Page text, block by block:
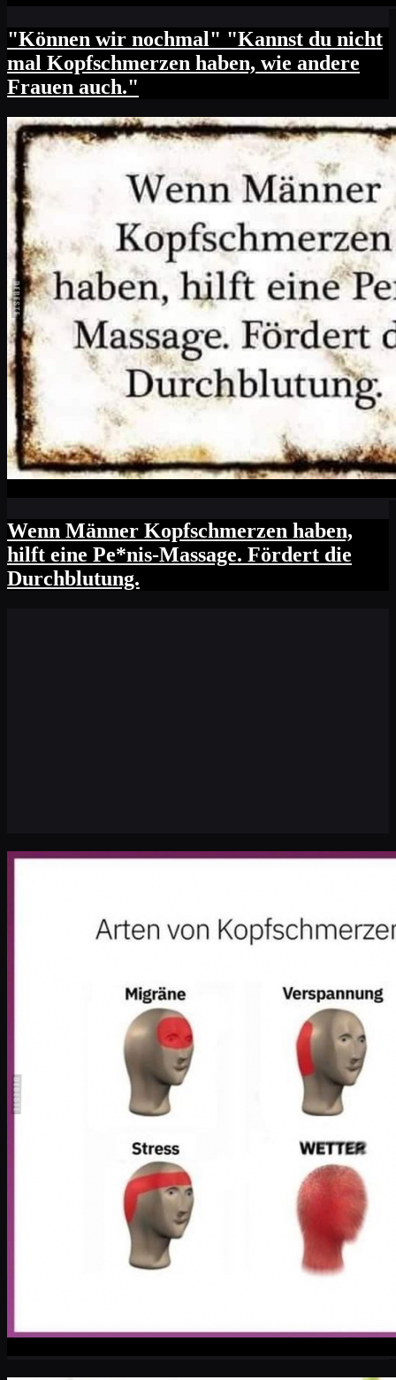
"Können wir nochmal" "Kannst du nicht
mal Kopfschmerzen haben, wie andere
Frauen auch."
Wenn Männer Kopfschmerzen haben,
hilft eine Pe*nis-Massage. Fördert die
Durchblutung.